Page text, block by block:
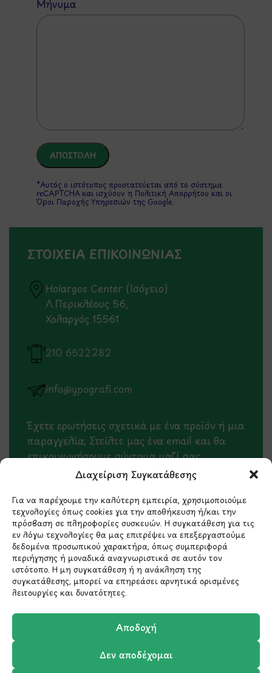
Διαχείριση Συγκατάθεσης
Για να παρέχουμε την καλύτερη εμπειρία, χρησιμοποιούμε
τεχνολογίες όπως cookies για την αποθήκευση ή/και την
πρόσβαση σε πληροφορίες συσκευών. Η συγκατάθεση για τις
εν λόγω τεχνολογίες θα μας επιτρέψει να επεξεργαστούμε
δεδομένα προσωπικού χαρακτήρα, όπως συμπεριφορά
περιήγησης ή μοναδικά αναγνωριστικά σε αυτόν τον
ιστότοπο. Η μη συγκατάθεση ή η ανάκληση της
συγκατάθεσης, μπορεί να επηρεάσει αρνητικά ορισμένες
λειτουργίες και δυνατότητες.
Αποδοχή
Δεν αποδέχομαι
Μήνυμα
*Αυτός ο ιστότοπος προστατεύεται από το σύστημα
reCAPTCHA και ισχύουν η Πολιτική Απορρήτου και οι
Όροι Παροχής Υπηρεσιώντης Google.
ΣΤΟΙΧΕΙΑ ΕΠΙΚΟΙΝΩΝΙΑΣ
Holargos Center (Ισόγειο)
Λ.Περικλέους 56,
Χολαργός 15561
210 6522282
info@ypografi.com
Έχετε ερωτήσεις σχετικά με ένα προϊόν ή μια
παραγγελία; Στείλτε μας ένα email και θα
επικοινωνήσουμε σύντομα μαζί σας.
Μάθετε πρώτοι τα νέα
και τις προσφορές
μας.